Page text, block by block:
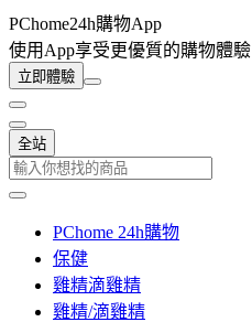
PChome24h購物App
使用App享受更優質的購物體驗
立即體驗
全站
PChome 24h購物
保健
雞精滴雞精
雞精/滴雞精